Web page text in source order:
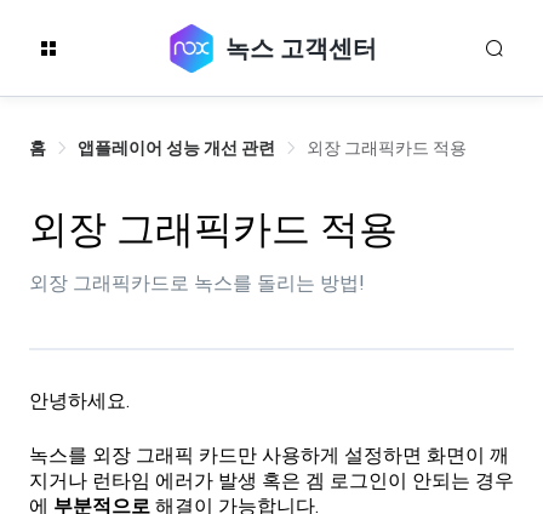
녹스 고객센터
홈 앱플레이어 성능 개선 관련 외장 그래픽카드 적용
외장 그래픽카드 적용
외장 그래픽카드로 녹스를 돌리는 방법!
안녕하세요.
녹스를 외장 그래픽 카드만 사용하게 설정하면 화면이 깨
지거나 런타임 에러가 발생 혹은 겜 로그인이 안되는 경우
에 부분적으로 해결이 가능합니다.